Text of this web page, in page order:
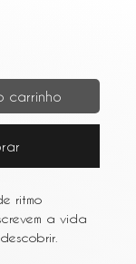
carrinho
ritmo
a vida